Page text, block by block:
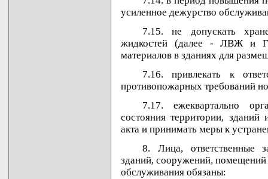
усиленное дежурство
7.15. не допускать
жидкостей (далее - ЛВЖ и
материалов в зданиях для
7.16. привлекать к
противопожарных требований
7.17. ежеквартально
состояния территории,
акта и принимать меры к
8. Лица, ответственные
зданий, сооружений, помещений
обслуживания обязаны: